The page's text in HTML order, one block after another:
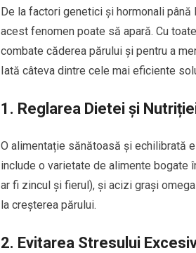
De la factori genetici și hormonali
acest fenomen poate să apară. Cu
combate căderea părului și pentru a
Iată câteva dintre cele mai eficiente
1. Reglarea Dietei și
O alimentație sănătoasă și echilibrată
include o varietate de alimente bogate
ar fi zincul și fierul), și acizi grași
la creșterea părului.
2. Evitarea Stresului